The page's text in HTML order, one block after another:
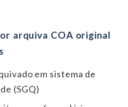
arquiva COA original
em sistema de
(SGQ)